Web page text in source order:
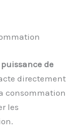
de
directement
consommation
les